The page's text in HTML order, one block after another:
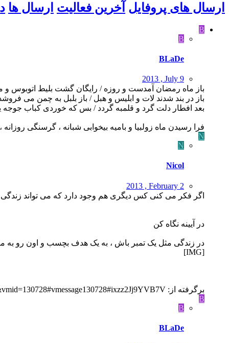
ارسال های پروفایل آخرین فعالیت ارسال ها
B
B
BLaDe
2013 , July 9
باز ماه رمضان آمدست و روزه / رایگان گشت بلیط اتوبوس و
باز در بند شدند لات و ابلیس و هبل / باز بلبل به چمن می
بعد افطار دلت گرد و قلمبه گردد / بس که خوردی کباب جوجه
فرا رسیدن ماه زولبیا و بامیه بیخوابی شبانه ، گرسنگی
N
N
Nicol
2013 , February 2
اگر فکر می کنی کس دیگری هم وجود دارد که می تواند زندگی
در آیینه نگاه کن
در زندگی مثل یک تمبر باش ، به یک هدف بچسب و اون رو به
[IMG]
برگرفته از: http://www.iranjoman.com/member.php?u=14831&vmid=130728#vmessage130728#ixzz2Jj9YVB7V
B
B
BLaDe